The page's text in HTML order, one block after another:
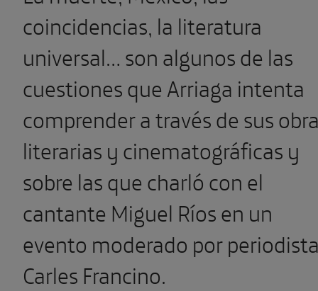
coincidencias, la literatura
universal… son algunos de las
cuestiones que Arriaga intenta
comprender a través de sus
literarias y cinematográficas y
sobre las que charló con el
cantante Miguel Ríos en un
evento moderado por
Carles Francino.